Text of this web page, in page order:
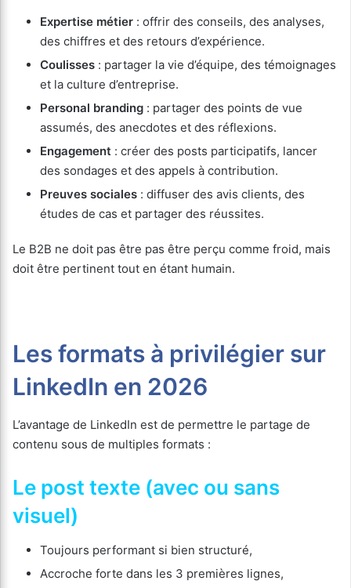
Expertise métier : offrir des conseils, des analyses,
des chiffres et des retours d’expérience.
Coulisses : partager la vie d’équipe, des témoignages
et la culture d’entreprise.
Personal branding : partager des points de vue
assumés, des anecdotes et des réflexions.
Engagement : créer des posts participatifs, lancer
des sondages et des appels à contribution.
Preuves sociales : diffuser des avis clients, des
études de cas et partager des réussites.
Le B2B ne doit pas être pas être perçu comme froid, mais
doit être pertinent tout en étant humain.
Les formats à privilégier sur
LinkedIn en 2026
L’avantage de LinkedIn est de permettre le partage de
contenu sous de multiples formats :
Le post texte (avec ou sans
visuel)
Toujours performant si bien structuré,
Accroche forte dans les 3 premières lignes,